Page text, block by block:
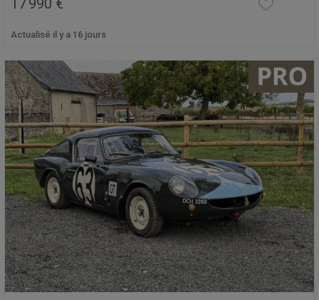
17 990 €
Actualisé il y a 16 jours